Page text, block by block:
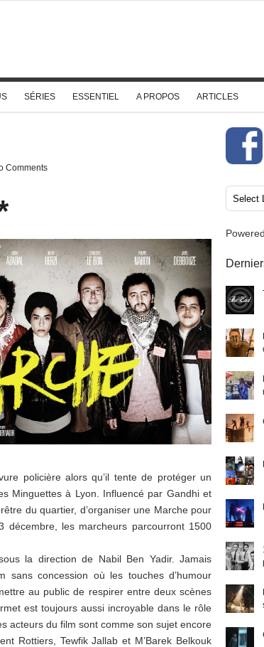
SÉRIES ESSENTIEL A PROPOS ARTICLES
Comments
policière alors qu’il tente de protéger un
Minguettes à Lyon. Influencé par Gandhi et
du quartier, d’organiser une Marche pour
décembre, les marcheurs parcourront 1500
la direction de Nabil Ben Yadir. Jamais
concession où les touches d’humour
au public de respirer entre deux scènes
est toujours aussi incroyable dans le rôle
acteurs du film sont comme son sujet encore
Rottiers, Tewfik Jallab et M’Barek Belkouk